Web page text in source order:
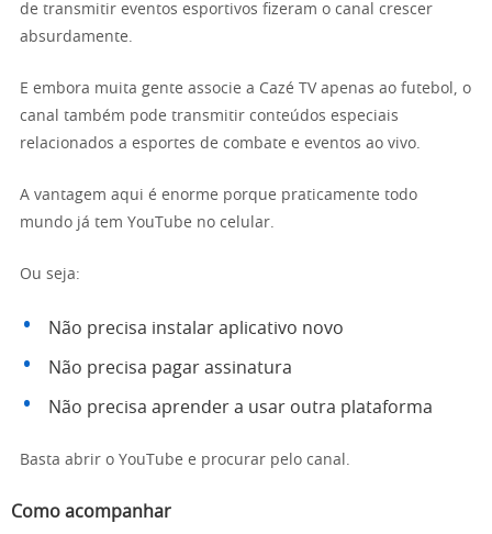
de transmitir eventos esportivos fizeram o canal crescer
absurdamente.
E embora muita gente associe a Cazé TV apenas ao futebol, o
canal também pode transmitir conteúdos especiais
relacionados a esportes de combate e eventos ao vivo.
A vantagem aqui é enorme porque praticamente todo
mundo já tem YouTube no celular.
Ou seja:
Não precisa instalar aplicativo novo
Não precisa pagar assinatura
Não precisa aprender a usar outra plataforma
Basta abrir o YouTube e procurar pelo canal.
Como acompanhar